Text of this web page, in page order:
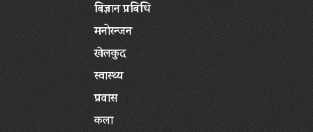
बिज्ञान प्रबिधि
मनोरन्जन
खेलकुद
स्वास्थ्य
प्रवास
कला